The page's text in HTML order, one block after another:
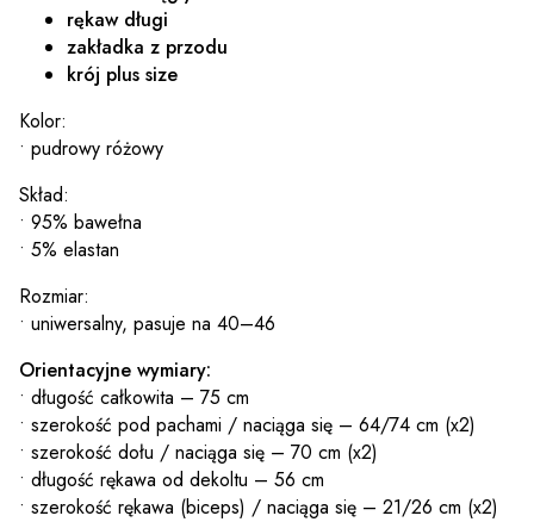
rękaw długi
zakładka z przodu
krój plus size
Kolor:
• pudrowy różowy
Skład:
• 95% bawełna
• 5% elastan
Rozmiar:
• uniwersalny, pasuje na 40–46
Orientacyjne wymiary:
• długość całkowita – 75 cm
• szerokość pod pachami / naciąga się – 64/74 cm (x2)
• szerokość dołu / naciąga się – 70 cm (x2)
• długość rękawa od dekoltu – 56 cm
• szerokość rękawa (biceps) / naciąga się – 21/26 cm (x2)